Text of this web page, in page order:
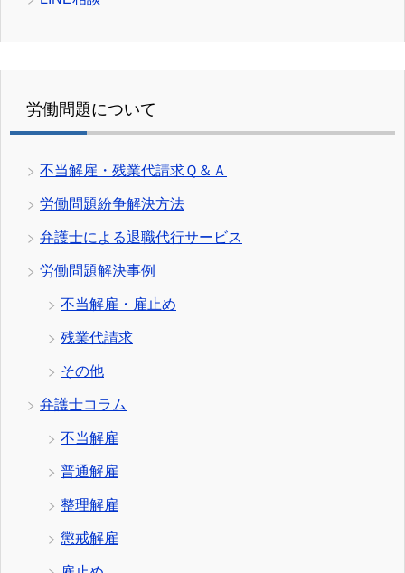
労働問題について
不当解雇・残業代請求Ｑ＆Ａ
労働問題紛争解決方法
弁護士による退職代行サービス
労働問題解決事例
不当解雇・雇止め
残業代請求
その他
弁護士コラム
不当解雇
普通解雇
整理解雇
懲戒解雇